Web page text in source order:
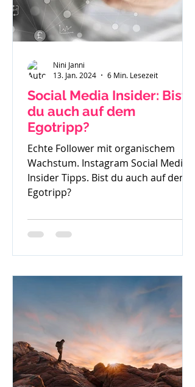
Social Media Insider: Bist
du auch auf dem
Egotripp?
Echte Follower mit organischem
Wachstum. Instagram Social Media
Insider Tipps. Bist du auch auf dem
Egotripp?
Nini Janni
13. Jan. 2024
6 Min. Lesezeit